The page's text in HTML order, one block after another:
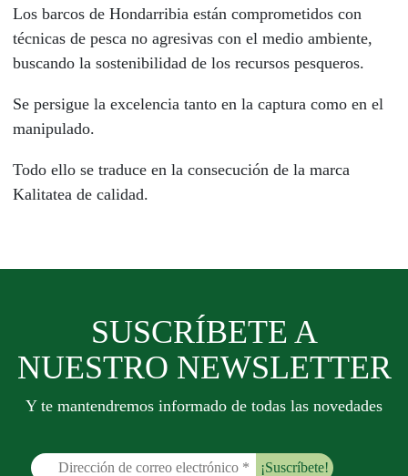
Los barcos de Hondarribia están comprometidos con
técnicas de pesca no agresivas con el medio ambiente,
buscando la sostenibilidad de los recursos pesqueros.
Se persigue la excelencia tanto en la captura como en el
manipulado.
Todo ello se traduce en la consecución de la marca
Kalitatea de calidad.
SUSCRÍBETE A
NUESTRO NEWSLETTER
Y te mantendremos informado de todas las novedades